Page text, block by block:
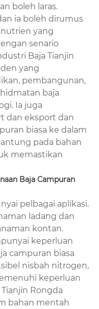
boleh laras.
ia boleh dirumus
yang
senario
Baja Tianjin
yang
pembangunan,
baja
Ia juga
dan eksport dan
biasa ke dalam
pada bahan
memastikan
Baja Campuran
pelbagai aplikasi.
ladang dan
kontan.
keperluan
campuran biasa
nisbah nitrogen,
keperluan
Rongda
bahan mentah